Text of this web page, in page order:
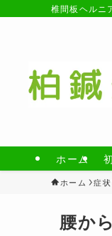
椎間板ヘルニ
ホーム
ホーム 症
腰か